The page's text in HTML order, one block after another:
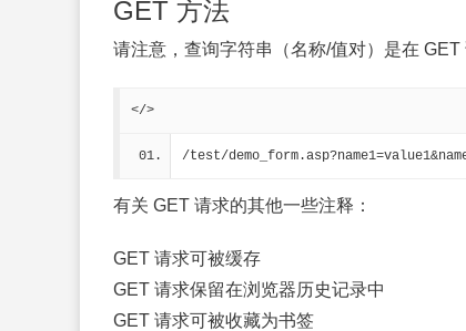
GET 方法
请注意，查询字符串（名称/值对）是在 GET
</>
/test/
有关 GET 请求的其他一些注释：
GET 请求可被缓存
GET 请求保留在浏览器历史记录中
GET 请求可被收藏为书签